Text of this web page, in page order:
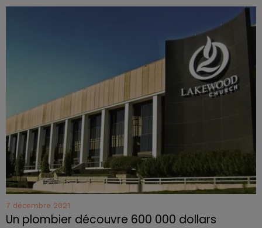
7 décembre 2021
Un plombier découvre 600 000 dollars